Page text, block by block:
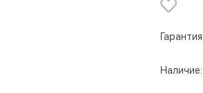
Наличие: